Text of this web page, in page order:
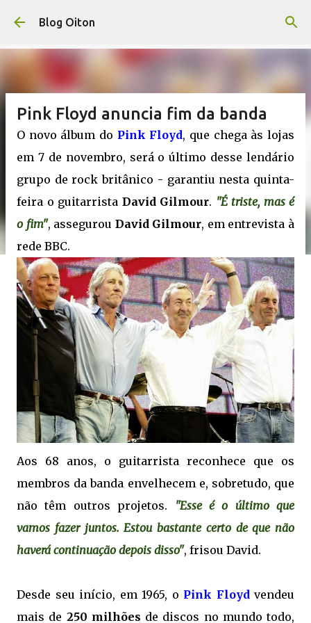
Pular para o conteúdo principal
Blog Oiton
Pink Floyd anuncia fim da banda
O novo álbum do Pink Floyd, que chega às lojas
em 7 de novembro, será o último desse lendário
grupo de rock britânico - garantiu nesta quinta-
feira o guitarrista David Gilmour. "É triste, mas é
o fim", assegurou David Gilmour, em entrevista à
rede BBC.
Aos 68 anos, o guitarrista reconhece que os
membros da banda envelhecem e, sobretudo, que
não têm outros projetos. "Esse é o último que
vamos fazer juntos. Estou bastante certo de que não
haverá continuação depois disso", frisou David.
Desde seu início, em 1965, o Pink Floyd vendeu
mais de 250 milhões de discos no mundo todo,